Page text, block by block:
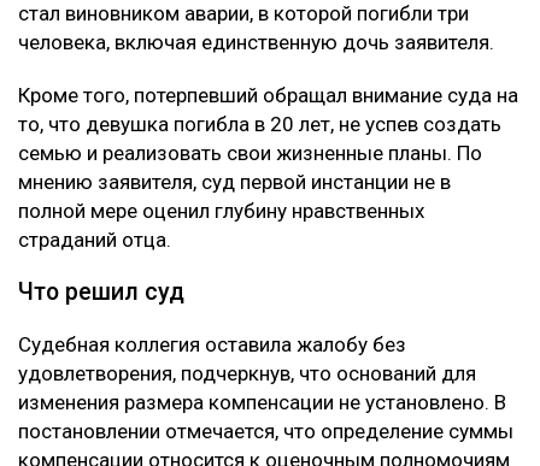
стал виновником аварии, в которой погибли три
человека, включая единственную дочь заявителя.
Кроме того, потерпевший обращал внимание суда на
то, что девушка погибла в 20 лет, не успев создать
семью и реализовать свои жизненные планы. По
мнению заявителя, суд первой инстанции не в
полной мере оценил глубину нравственных
страданий отца.
Что решил суд
Судебная коллегия оставила жалобу без
удовлетворения, подчеркнув, что оснований для
изменения размера компенсации не установлено. В
постановлении отмечается, что определение суммы
компенсации относится к оценочным полномочиям